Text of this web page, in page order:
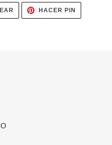
TUITEAR
TWITTER
HACER PIN
PINTEREST